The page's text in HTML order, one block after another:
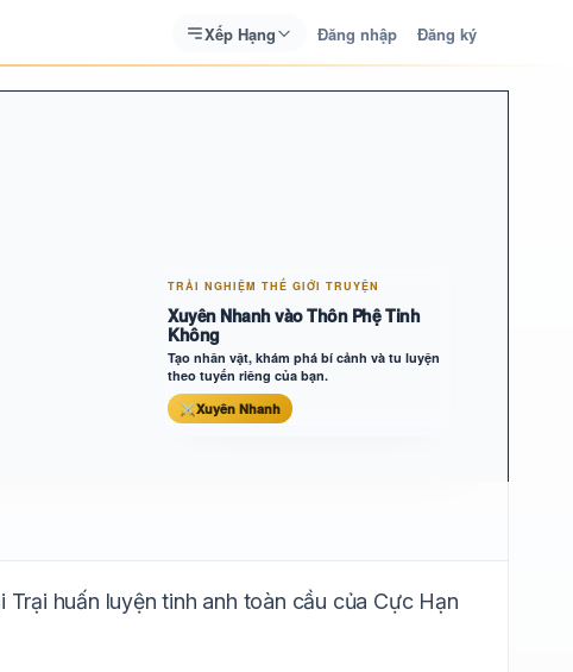
Xếp Hạng Đăng nhập Đăng ký
TRẢI NGHIỆM THẾ GIỚI TRUYỆN
Xuyên Nhanh vào Thôn Phệ Tinh
Không
Tạo nhân vật, khám phá bí cảnh và tu luyện
theo tuyến riêng của bạn.
⚔Xuyên Nhanh
huấn luyện tinh anh toàn cầu của Cực Hạn